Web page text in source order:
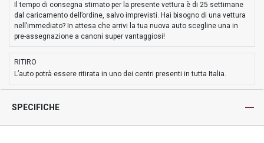
Il tempo di consegna stimato per la presente vettura è di 25 settimane
dal caricamento dell’ordine, salvo imprevisti. Hai bisogno di una vettura
nell’immediato? In attesa che arrivi la tua nuova auto scegline una in
pre-assegnazione a canoni super vantaggiosi!
RITIRO
L’auto potrà essere ritirata in uno dei centri presenti in tutta Italia.
SPECIFICHE